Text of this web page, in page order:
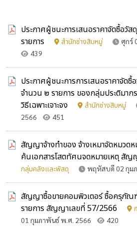
ประกาศผู้ชนะการเสนอราคาจัดซื้อวั
รายการ
สำนักช่างสิบหมู่
ศุกร์
439
ประกาศผู้ชนะการการเสนอราคาจัด
จำนวน ๒ รายการ ของกลุ่มประติมา
วิธีเฉพาะเจาะจง
สำนักช่างสิบหมู่
2566
451
สัญญาจ้างทำของ จ้างเหมาจัดหมวด
ค้นเอกสารโสตทัศนจดหมายเหตุ สั
กลุ่มคลังและพัสดุ พฤหัสบดี 02 กุม
สัญญาซื้อขายคอมพิวเตอร์ ซื้อครุภัณ
รายการ สัญญาเลขที่ 57/2566
01 กุมภาพันธ์ พ.ศ. 2566
420